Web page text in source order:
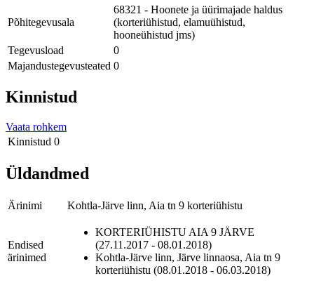
Põhitegevusala
68321 - Hoonete ja üürimajade haldus
(korteriühistud, elamuühistud,
hooneühistud jms)
Tegevusload
0
Majandustegevusteated 0
Kinnistud
Vaata rohkem
Kinnistud 0
Üldandmed
Ärinimi Kohtla-Järve linn, Aia tn 9 korteriühistu
Endised
ärinimed
KORTERIÜHISTU AIA 9 JÄRVE
(27.11.2017 - 08.01.2018)
Kohtla-Järve linn, Järve linnaosa, Aia tn 9
korteriühistu (08.01.2018 - 06.03.2018)